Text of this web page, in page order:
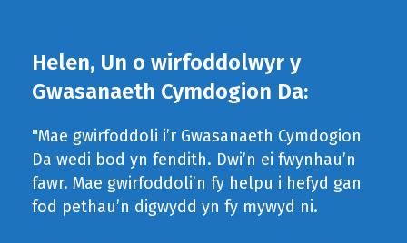
Helen, Un o wirfoddolwyr y
Gwasanaeth Cymdogion Da:
"Mae gwirfoddoli i’r Gwasanaeth Cymdogion
Da wedi bod yn fendith. Dwi’n ei fwynhau’n
fawr. Mae gwirfoddoli’n fy helpu i hefyd gan
fod pethau’n digwydd yn fy mywyd ni.